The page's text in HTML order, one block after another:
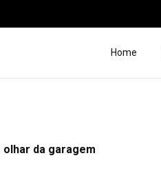
Home
olhar da garagem